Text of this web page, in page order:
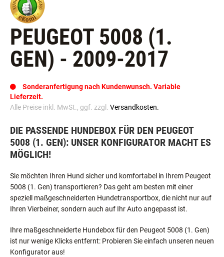
PEUGEOT 5008 (1.
GEN) - 2009-2017
Sonderanfertigung nach Kundenwunsch. Variable
Lieferzeit.
Alle Preise inkl. MwSt., ggf. zzgl. Versandkosten.
DIE PASSENDE HUNDEBOX FÜR DEN PEUGEOT
5008 (1. GEN): UNSER KONFIGURATOR MACHT ES
MÖGLICH!
Sie möchten Ihren Hund sicher und komfortabel in Ihrem Peugeot
5008 (1. Gen) transportieren? Das geht am besten mit einer
speziell maßgeschneiderten Hundetransportbox, die nicht nur auf
Ihren Vierbeiner, sondern auch auf Ihr Auto angepasst ist.
Ihre maßgeschneiderte Hundebox für den Peugeot 5008 (1. Gen)
ist nur wenige Klicks entfernt: Probieren Sie einfach unseren neuen
Konfigurator aus!